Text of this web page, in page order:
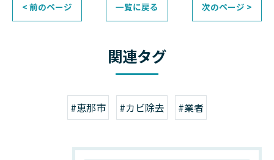
< 前のページ 一覧に戻る 次のページ >
関連タグ
#恵那市 #カビ除去 #業者